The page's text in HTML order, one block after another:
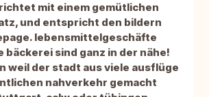
mit einem gemütlichen
und entspricht den bildern
lebensmittelgeschäfte
bäckerei sind ganz in der nähe!
weil der stadt aus viele ausflüge
nahverkehr gemacht